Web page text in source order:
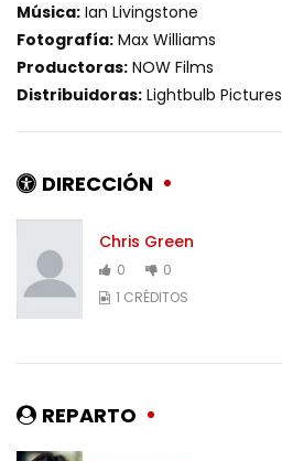
Música: Ian Livingstone
Fotografía: Max Williams
Productoras: NOW Films
Distribuidoras: Lightbulb Pictures
DIRECCIÓN
Chris Green
0
0
1 CRÉDITOS
REPARTO